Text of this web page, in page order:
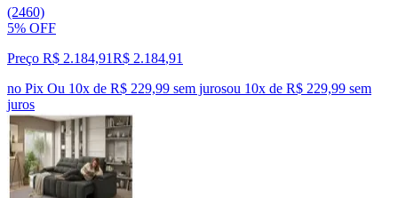
(2460)
5% OFF
Preço R$ 2.184,91R$ 2.184,91
no Pix Ou 10x de R$ 229,99 sem jurosou 10x de R$ 229,99 sem
juros